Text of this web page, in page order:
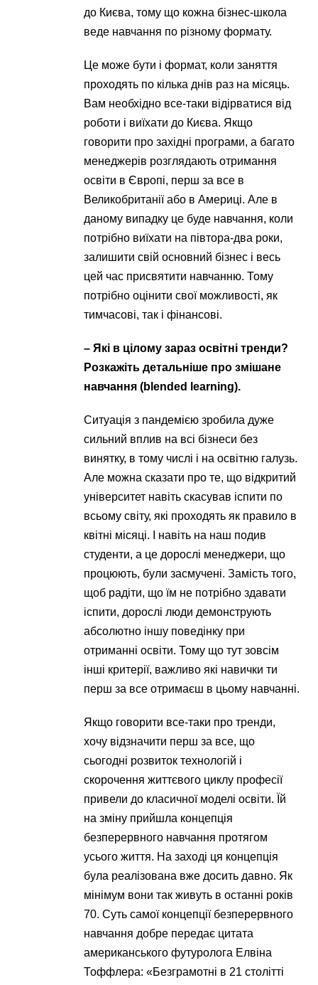
до Києва, тому що кожна бізнес-школа
веде навчання по різному формату.
Це може бути і формат, коли заняття
проходять по кілька днів раз на місяць.
Вам необхідно все-таки відірватися від
роботи і виїхати до Києва. Якщо
говорити про західні програми, а багато
менеджерів розглядають отримання
освіти в Європі, перш за все в
Великобританії або в Америці. Але в
даному випадку це буде навчання, коли
потрібно виїхати на півтора-два роки,
залишити свій основний бізнес і весь
цей час присвятити навчанню. Тому
потрібно оцінити свої можливості, як
тимчасові, так і фінансові.
– Які в цілому зараз освітні тренди?
Розкажіть детальніше про змішане
навчання (blended learning).
Ситуація з пандемією зробила дуже
сильний вплив на всі бізнеси без
винятку, в тому числі і на освітню галузь.
Але можна сказати про те, що відкритий
університет навіть скасував іспити по
всьому світу, які проходять як правило в
квітні місяці. І навіть на наш подив
студенти, а це дорослі менеджери, що
процюють, були засмучені. Замість того,
щоб радіти, що їм не потрібно здавати
іспити, дорослі люди демонструють
абсолютно іншу поведінку при
отриманні освіти. Тому що тут зовсім
інші критерії, важливо які навички ти
перш за все отримаєш в цьому навчанні.
Якщо говорити все-таки про тренди,
хочу відзначити перш за все, що
сьогодні розвиток технологій і
скорочення життєвого циклу професії
привели до класичної моделі освіти. Їй
на зміну прийшла концепція
безперервного навчання протягом
усього життя. На заході ця концепція
була реалізована вже досить давно. Як
мінімум вони так живуть в останні років
70. Суть самої концепції безперервного
навчання добре передає цитата
американського футуролога Елвіна
Тоффлера: «Безграмотні в 21 столітті